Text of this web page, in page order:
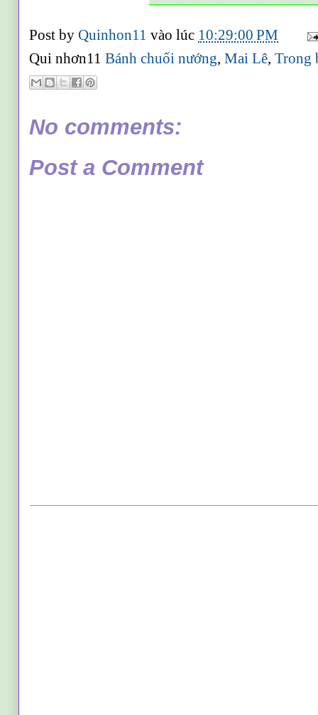
Post byQuinhon11vào lúc 10:29:00 PM
Qui nhơn11Bánh chuối nướng,Mai Lê,Trong
No comments:
Post a Comment